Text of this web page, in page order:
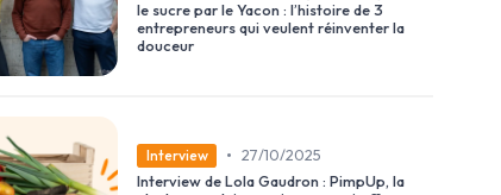
le sucre par le Yacon : l’histoire de 3
entrepreneurs qui veulent réinventer la
douceur
Interview • 27/10/2025
Interview de Lola Gaudron : PimpUp, la